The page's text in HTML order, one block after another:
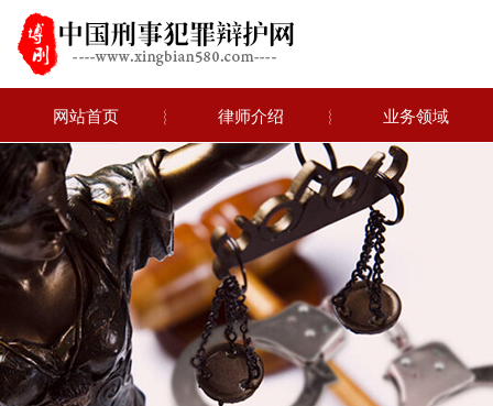
网站首页 ︴ 律师介绍 ︴ 业务领域